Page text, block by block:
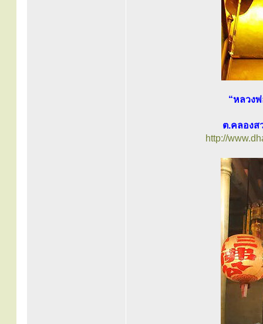
“หลวง
ต.คลองส
http://